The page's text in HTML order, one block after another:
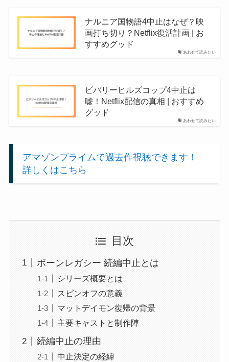
あわせて読みたい
ナルニア国物語4中止はなぜ？映
画打ち切り？Netflix復活計画 | お
すすめグッド
あわせて読みたい
ビバリーヒルズコップ4中止は
嘘！Netflix配信の真相 | おすすめ
グッド
アマゾンプライムで過去作視聴できます！
詳しくはこちら
目次
ボーンレガシー 続編中止とは
シリーズ概要とは
スピンオフの意義
マットデイモン復帰の背景
主要キャストと制作陣
続編中止の理由
中止決定の経緯